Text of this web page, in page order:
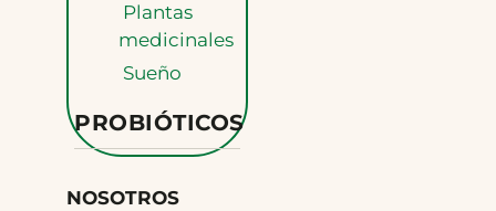
Plantas
medicinales
Sueño
PROBIÓTICOS
NOSOTROS